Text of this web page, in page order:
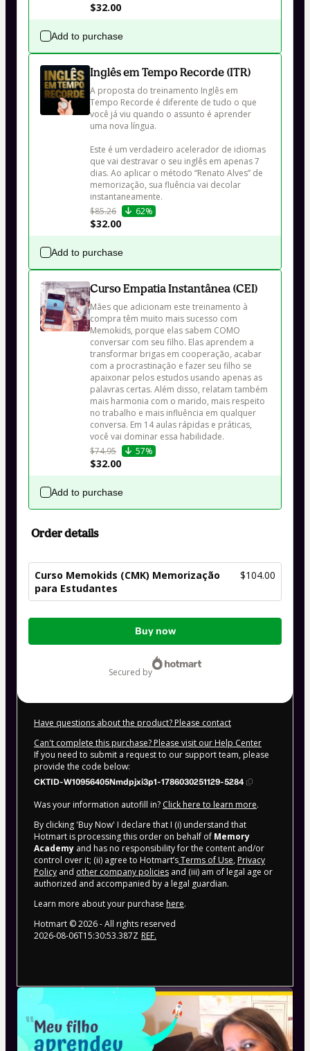
$32.00
Add to purchase
Inglês em Tempo Recorde (ITR)
A proposta do treinamento Inglês em
Tempo Recorde é diferente de tudo o que
você já viu quando o assunto é aprender
uma nova língua.
Este é um verdadeiro acelerador de idiomas
que vai destravar o seu inglês em apenas 7
dias. Ao aplicar o método “Renato Alves” de
memorização, sua fluência vai decolar
instantaneamente.
$85.26
62%
$32.00
Add to purchase
Curso Empatia Instantânea (CEI)
Mães que adicionam este treinamento à
compra têm muito mais sucesso com
Memokids, porque elas sabem COMO
conversar com seu filho. Elas aprendem a
transformar brigas em cooperação, acabar
com a procrastinação e fazer seu filho se
apaixonar pelos estudos usando apenas as
palavras certas. Além disso, relatam também
mais harmonia com o marido, mais respeito
no trabalho e mais influência em qualquer
conversa. Em 14 aulas rápidas e práticas,
você vai dominar essa habilidade.
$74.95
57%
$32.00
Add to purchase
Order details
Curso Memokids (CMK) Memorização
para Estudantes
$104.00
Total
Buy now
secured by
Have questions about the product? Please contact
Can't complete this purchase? Please visit our Help Center
If you need to submit a request to our support team, please
provide the code below:
CKTID-W10956405Nmdpjxi3p1-1786030251129-5284
Was your information autofill in? Click here to learn more.
By clicking 'Buy Now' I declare that I (i) understand that
Hotmart is processing this order on behalf of Memory
Academy and has no responsibility for the content and/or
control over it; (ii) agree to Hotmart’sTerms of Use, Privacy
Policy and other company policies and (iii) am of legal age or
authorized and accompanied by a legal guardian.
Learn more about your purchase here.
Hotmart ©2026- All rights reserved
2026-08-06T15:30:53.387Z REF.